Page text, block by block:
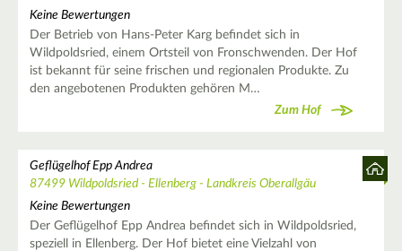
Keine Bewertungen
Der Betrieb von Hans-Peter Karg befindet sich in
Wildpoldsried, einem Ortsteil von Fronschwenden. Der Hof
ist bekannt für seine frischen und regionalen Produkte. Zu
den angebotenen Produkten gehören M…
Zum Hof
Geflügelhof Epp Andrea
87499 Wildpoldsried - Ellenberg - Landkreis Oberallgäu
Keine Bewertungen
Der Geflügelhof Epp Andrea befindet sich in Wildpoldsried,
speziell in Ellenberg. Der Hof bietet eine Vielzahl von